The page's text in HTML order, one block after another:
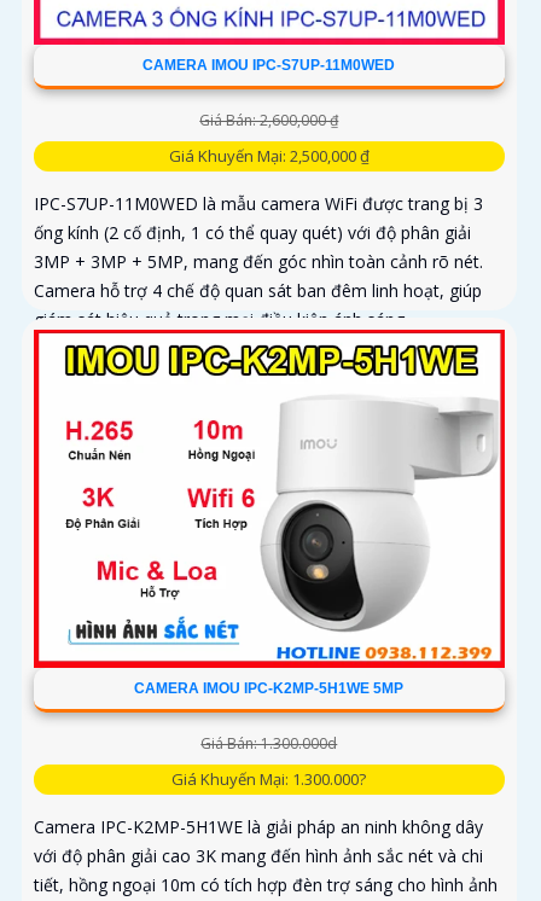
CAMERA IMOU IPC-S7UP-11M0WED
Giá Bán: 2,600,000 ₫
Giá Khuyến Mại: 2,500,000 ₫
IPC-S7UP-11M0WED là mẫu camera WiFi được trang bị 3
ống kính (2 cố định, 1 có thể quay quét) với độ phân giải
3MP + 3MP + 5MP, mang đến góc nhìn toàn cảnh rõ nét.
Camera hỗ trợ 4 chế độ quan sát ban đêm linh hoạt, giúp
giám sát hiệu quả trong mọi điều kiện ánh sáng
CAMERA IMOU IPC-K2MP-5H1WE 5MP
Giá Bán: 1.300.000d
Giá Khuyến Mại: 1.300.000?
Camera IPC-K2MP-5H1WE là giải pháp an ninh không dây
với độ phân giải cao 3K mang đến hình ảnh sắc nét và chi
tiết, hồng ngoại 10m có tích hợp đèn trợ sáng cho hình ảnh